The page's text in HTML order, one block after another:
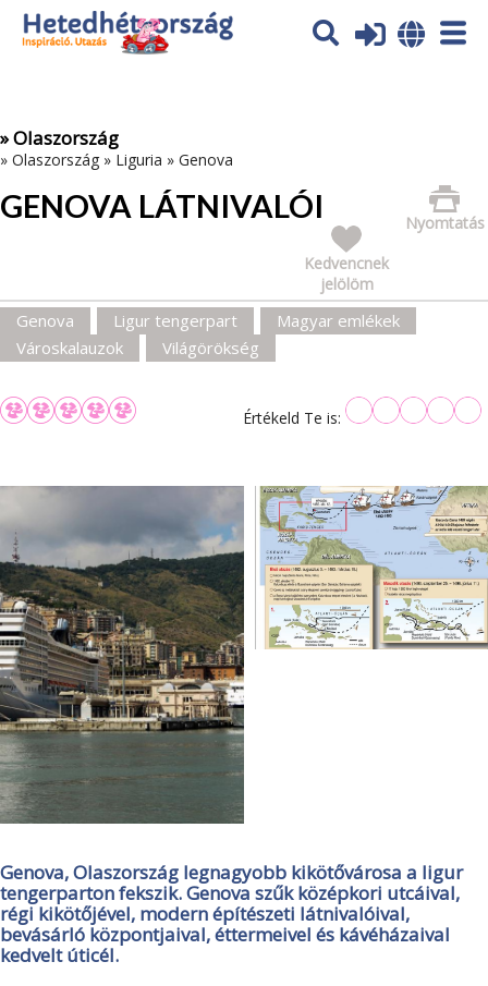
Az oldal sütiket (cookies) használ. További tájékoztatás itt:
Adatvédelmi tájékoztató
» Olaszország
» Olaszország » Liguria » Genova
GENOVA LÁTNIVALÓI
Nyomtatás
Kedvencnek
jelölöm
Genova Ligur tengerpart
Magyar emlékek
Városkalauzok
Világörökség
Értékeld Te is:
Genova, Olaszország legnagyobb kikötővárosa a ligur
tengerparton fekszik. Genova szűk középkori utcáival,
régi kikötőjével, modern építészeti látnivalóival,
bevásárló központjaival, éttermeivel és kávéházaival
kedvelt úticél.